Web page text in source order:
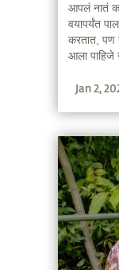
आपलं नातं
वयापर्यंत
करतात, पण
आला
Jan 2,